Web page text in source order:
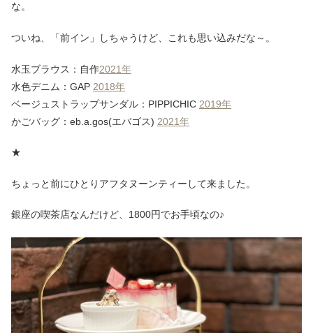
な。
ついね、「前イン」しちゃうけど、これも思い込みだな～。
水玉ブラウス：自作2021年
水色デニム：GAP 2018年
ベージュストラップサンダル：PIPPICHIC 2019年
かごバッグ：eb.a.gos(エバゴス) 2021年
★
ちょっと前にひとりアフタヌーンティーして来ました。
銀座の喫茶店なんだけど、1800円でお手頃なの♪